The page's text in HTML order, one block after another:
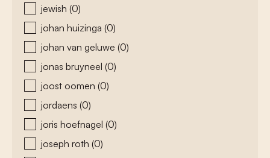
jewish (0)
johan huizinga (0)
johan van geluwe (0)
jonas bruyneel (0)
joost oomen (0)
jordaens (0)
joris hoefnagel (0)
joseph roth (0)